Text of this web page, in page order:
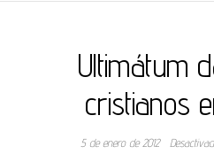
Ultimátum
cristianos
5 de enero de 2012